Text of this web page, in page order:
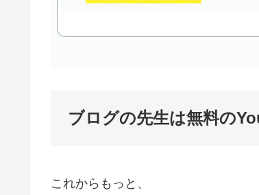
ブログの先生は無料の
これからもっと、